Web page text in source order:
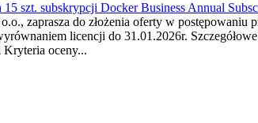
szt. subskrypcji Docker Business Annual
zaprasza do złożenia oferty w
licencji do 31.01.2026r.
oceny...